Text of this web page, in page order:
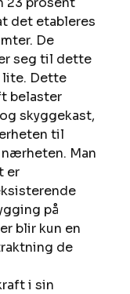
det etableres
De
seg til dette
lite. Dette
belaster
skyggekast,
til
Man
er
på
blir kun en
de
i sin